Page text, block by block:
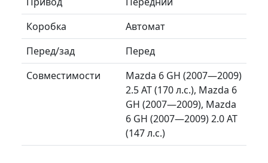
Коробка
Автомат
Перед/зад
Перед
Совместимости
Mazda 6 GH (2007—2009)
2.5 AT (170 л.с.), Mazda 6
GH (2007—2009), Mazda
6 GH (2007—2009) 2.0 AT
(147 л.с.)